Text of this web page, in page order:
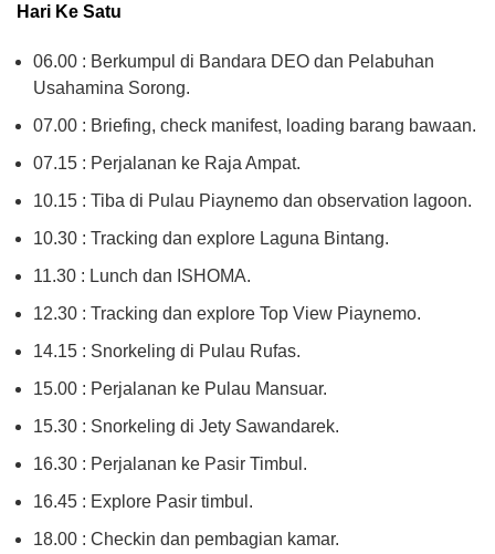
Hari Ke Satu
06.00 : Berkumpul di Bandara DEO dan Pelabuhan
Usahamina Sorong.
07.00 : Briefing, check manifest, loading barang bawaan.
07.15 : Perjalanan ke Raja Ampat.
10.15 : Tiba di Pulau Piaynemo dan observation lagoon.
10.30 : Tracking dan explore Laguna Bintang.
11.30 : Lunch dan ISHOMA.
12.30 : Tracking dan explore Top View Piaynemo.
14.15 : Snorkeling di Pulau Rufas.
15.00 : Perjalanan ke Pulau Mansuar.
15.30 : Snorkeling di Jety Sawandarek.
16.30 : Perjalanan ke Pasir Timbul.
16.45 : Explore Pasir timbul.
18.00 : Checkin dan pembagian kamar.